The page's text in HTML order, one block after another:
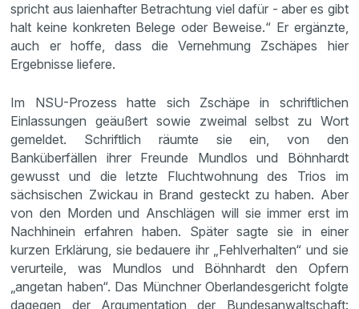
spricht aus laienhafter Betrachtung viel dafür - aber es gibt
halt keine konkreten Belege oder Beweise.“ Er ergänzte,
auch er hoffe, dass die Vernehmung Zschäpes hier
Ergebnisse liefere.
Im NSU-Prozess hatte sich Zschäpe in schriftlichen
Einlassungen geäußert sowie zweimal selbst zu Wort
gemeldet. Schriftlich räumte sie ein, von den
Banküberfällen ihrer Freunde Mundlos und Böhnhardt
gewusst und die letzte Fluchtwohnung des Trios im
sächsischen Zwickau in Brand gesteckt zu haben. Aber
von den Morden und Anschlägen will sie immer erst im
Nachhinein erfahren haben. Später sagte sie in einer
kurzen Erklärung, sie bedauere ihr „Fehlverhalten“ und sie
verurteile, was Mundlos und Böhnhardt den Opfern
„angetan haben“. Das Münchner Oberlandesgericht folgte
dagegen der Argumentation der Bundesanwaltschaft: